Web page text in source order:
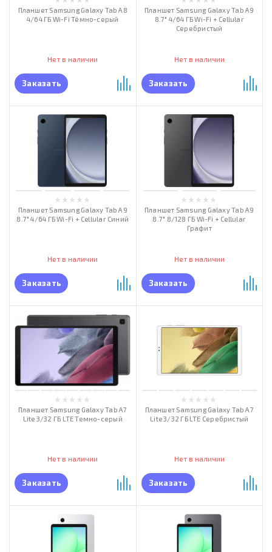
Планшет Samsung Galaxy Tab A8
4/64 ГБ Wi-Fi Тёмно-серый
Нет в наличии
Заказать
Планшет Samsung Galaxy Tab А9
8.7" 4/64 ГБ Wi-Fi + Cellular
Серебристый
Нет в наличии
Заказать
Планшет Samsung Galaxy Tab А9
8.7" 4/64 ГБ Wi-Fi + Cellular Синий
Нет в наличии
Заказать
Планшет Samsung Galaxy Tab А9
8.7" 8/128 ГБ Wi-Fi + Cellular
Графит
Нет в наличии
Заказать
Планшет Samsung Galaxy Tab A7
Lite 3/32 ГБ LTE Темно-серый
Нет в наличии
Заказать
Планшет Samsung Galaxy Tab A7
Lite 3/32 ГБ LTE Серебристый
Нет в наличии
Заказать